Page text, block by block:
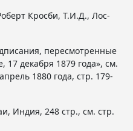
Кросби, Т.И.Д., Лос-
пересмотренные
17 декабря 1879 года», см.
1880 года, стр. 179-
Индия, 248 стр., см. стр.